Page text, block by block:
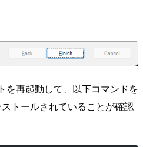
を再起動して、以下コマンドを
トールされていることが確認